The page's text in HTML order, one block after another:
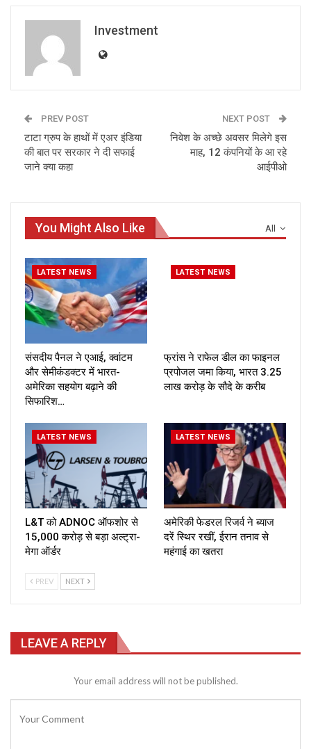
Investment
PREV POST
टाटा ग्रुप के हाथों में एअर इंडिया
की बात पर सरकार ने दी सफाई
जाने क्या कहा
NEXT POST
निवेश के अच्‍छे अवसर मिलेगे इस
माह, 12 कंपनियों के आ रहे
आईपीओ
All
You Might Also Like
LATEST NEWS
संसदीय पैनल ने एआई, क्वांटम
और सेमीकंडक्टर में भारत-
अमेरिका सहयोग बढ़ाने की
सिफारिश…
LATEST NEWS
फ्रांस ने राफेल डील का फाइनल
प्रपोजल जमा किया, भारत ₹3.25
लाख करोड़ के सौदे के करीब
LATEST NEWS
L&T को ADNOC ऑफशोर से
₹15,000 करोड़ से बड़ा अल्ट्रा-
मेगा ऑर्डर
LATEST NEWS
अमेरिकी फेडरल रिजर्व ने ब्याज
दरें स्थिर रखीं, ईरान तनाव से
महंगाई का खतरा
PREV NEXT
LEAVE A REPLY
Your email address will not be published.